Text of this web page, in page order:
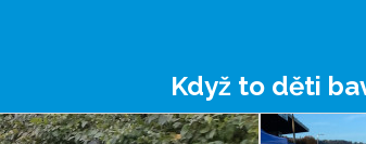
Když to děti